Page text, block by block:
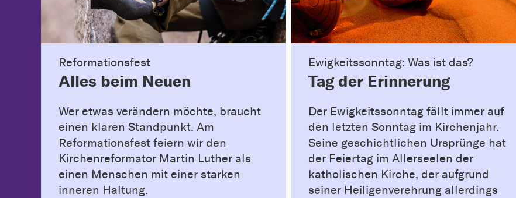
Reformationsfest
Alles beim Neuen
Wer etwas verändern möchte, braucht
einen klaren Standpunkt. Am
Reformationsfest feiern wir den
Kirchenreformator Martin Luther als
einen Menschen mit einer starken
inneren Haltung.
Ewigkeitssonntag: Was ist das?
Tag der Erinnerung
Der Ewigkeitssonntag fällt immer auf
den letzten Sonntag im Kirchenjahr.
Seine geschichtlichen Ursprünge hat
der Feiertag im Allerseelen der
katholischen Kirche, der aufgrund
seiner Heiligenverehrung allerdings